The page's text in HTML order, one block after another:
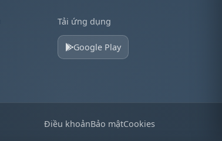
Tải ứng dụng
Google Play
Điều khoảnBảo mậtCookies